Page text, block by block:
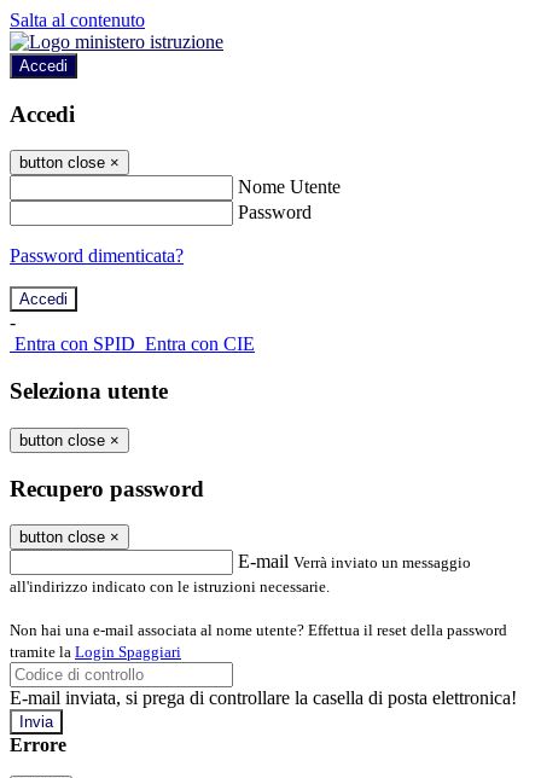
Salta al contenuto
Accedi
Accedi
button close ×
Nome Utente
Password
Password dimenticata?
-
Entra con SPID Entra con CIE
Seleziona utente
button close ×
Recupero password
button close ×
E-mail Verrà inviato un messaggio
all'indirizzo indicato con le istruzioni necessarie.
Non hai una e-mail associata al nome utente? Effettua il reset della password
tramite la Login Spaggiari
E-mail inviata, si prega di controllare la casella di posta elettronica!
Errore